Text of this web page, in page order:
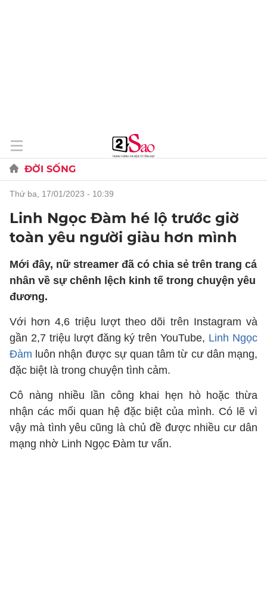
ĐỜI SỐNG
thứ ba, 17/01/2023 - 10:39
Linh Ngọc Đàm hé lộ trước giờ
toàn yêu người giàu hơn mình
Mới đây, nữ streamer đã có chia sẻ trên trang cá
nhân về sự chênh lệch kinh tế trong chuyện yêu
đương.
Với hơn 4,6 triệu lượt theo dõi trên Instagram và
gần 2,7 triệu lượt đăng ký trên YouTube, Linh Ngọc
Đàm luôn nhận được sự quan tâm từ cư dân mạng,
đặc biệt là trong chuyện tình cảm.
Cô nàng nhiều lần công khai hẹn hò hoặc thừa
nhận các mối quan hệ đặc biệt của mình. Có lẽ vì
vậy mà tình yêu cũng là chủ đề được nhiều cư dân
mạng nhờ Linh Ngọc Đàm tư vấn.